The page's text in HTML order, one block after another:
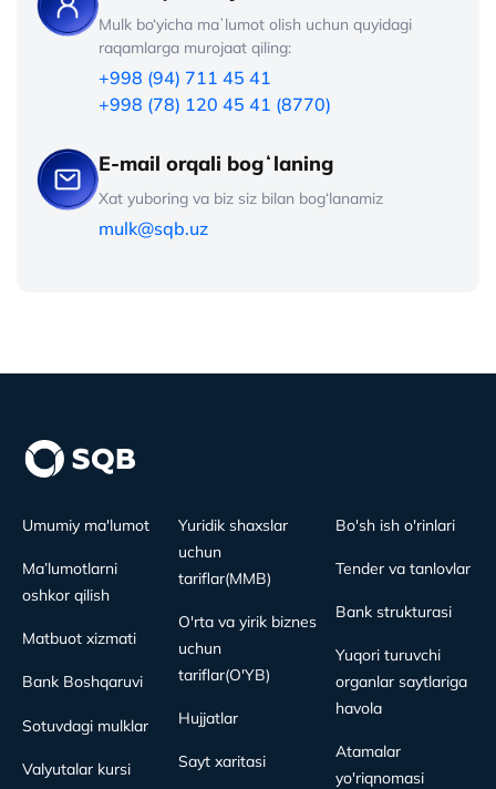
Mulk bo‘yicha maʼlumot olish uchun quyidagi
raqamlarga murojaat qiling:
+998 (94) 711 45 41
+998 (78) 120 45 41 (8770)
E-mail orqali bogʻlaning
Xat yuboring va biz siz bilan bog‘lanamiz
mulk@sqb.uz
Umumiy ma'lumot
Ma’lumotlarni
oshkor qilish
Matbuot xizmati
Bank Boshqaruvi
Sotuvdagi mulklar
Valyutalar kursi
Yuridik shaxslar
uchun
tariflar(MMB)
O'rta va yirik biznes
uchun
tariflar(O'YB)
Hujjatlar
Sayt xaritasi
Bo'sh ish o'rinlari
Tender va tanlovlar
Bank strukturasi
Yuqori turuvchi
organlar saytlariga
havola
Atamalar
yo'riqnomasi